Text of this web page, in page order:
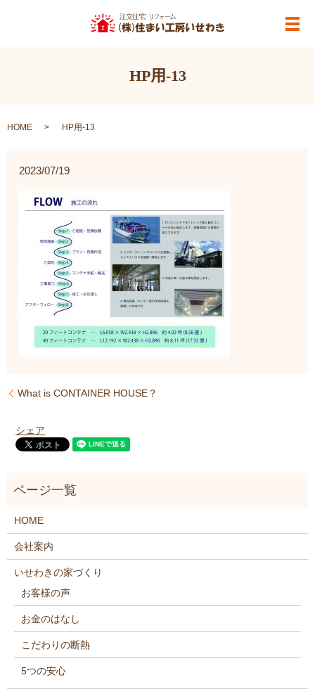
メ
HP用-13
HOME HP用-13
2023/07/19
What is CONTAINER HOUSE？
シェア
HOME
会社案内
いせわきの家づくり
お客様の声
お金のはなし
こだわりの断熱
5つの安心